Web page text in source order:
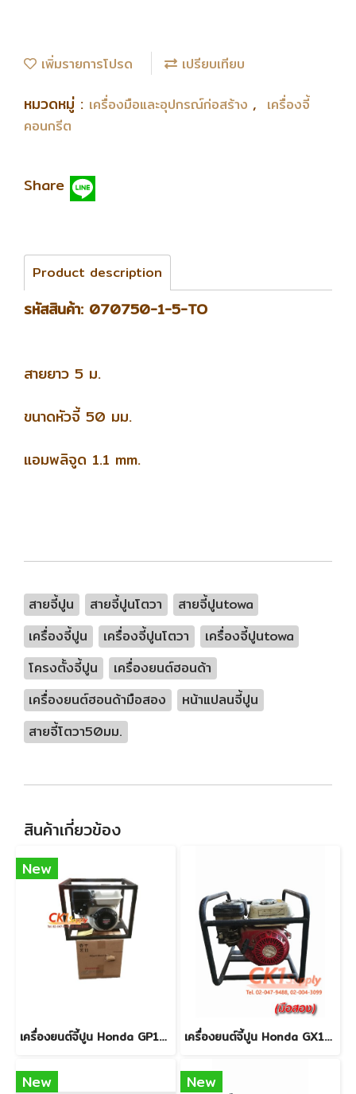
เพิ่มรายการโปรด เปรียบเทียบ
หมวดหมู่ : เครื่องมือและอุปกรณ์ก่อสร้าง , เครื่องจี้
คอนกรีต
Share
Product description
รหัสสินค้า: 070750-1-5-TO
สายยาว 5 ม.
ขนาดหัวจี้ 50 มม.
แอมพลิจูด 1.1 mm.
สายจี้ปูน สายจี้ปูนโตวา
สายจี้ปูนtowa
เครื่องจี้ปูน
เครื่องจี้ปูนโตวา
เครื่องจี้ปูนtowa
โครงตั้งจี้ปูน
เครื่องยนต์ฮอนด้า
เครื่องยนต์ฮอนด้ามือสอง
หน้าแปลนจี้ปูน
สายจี้โตวา50มม.
สินค้าเกี่ยวข้อง
New
เครื่องยนต์จี้ปูน Honda GP160 5.5 แรงม้า - สินค้าใหม่ เครื่องยนต์จี้ปูน Honda GX160 5.5 แรงม้า - มือสอง
New New